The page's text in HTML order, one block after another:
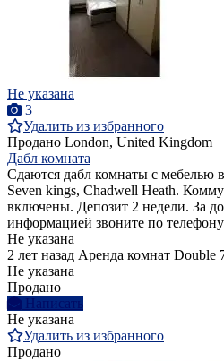
Не указана
3
Удалить из избранного
Продано London, United Kingdom
Дабл комната
Сдаются дабл комнаты с мебелью
Seven kings, Chadwell Heath.
включены. Депозит 2 недели. За
информацией звоните по
Не указана
2 лет назад Аренда комнат Double
Не указана
Продано
Написать
Не указана
Удалить из избранного
Продано